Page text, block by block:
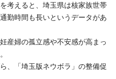
考えると、埼玉県は核家族世帯
勤時間も長いというデータがあ
産婦の孤立感や不安感が高まっ
、「埼玉版ネウボラ」の整備促